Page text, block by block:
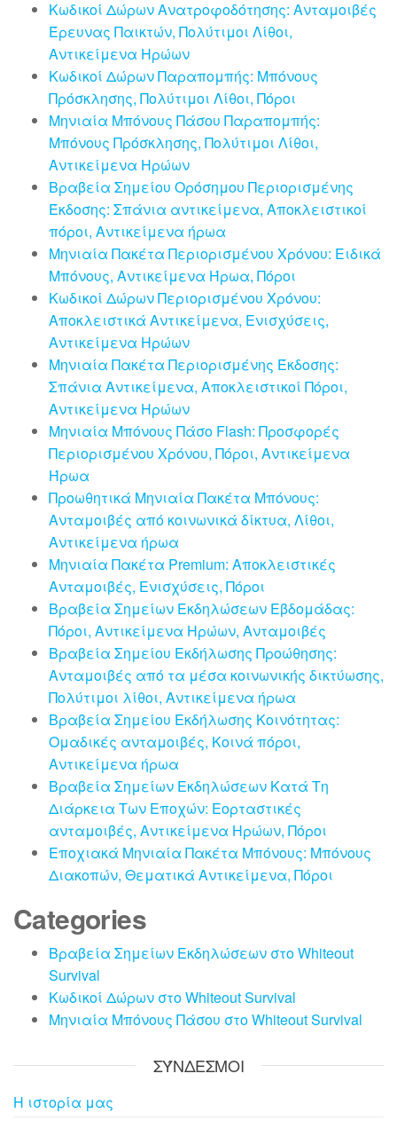
Κωδικοί Δώρων Ανατροφοδότησης: Ανταμοιβές
Έρευνας Παικτών, Πολύτιμοι Λίθοι,
Αντικείμενα Ηρώων
Κωδικοί Δώρων Παραπομπής: Μπόνους
Πρόσκλησης, Πολύτιμοι Λίθοι, Πόροι
Μηνιαία Μπόνους Πάσου Παραπομπής:
Μπόνους Πρόσκλησης, Πολύτιμοι Λίθοι,
Αντικείμενα Ηρώων
Βραβεία Σημείου Ορόσημου Περιορισμένης
Έκδοσης: Σπάνια αντικείμενα, Αποκλειστικοί
πόροι, Αντικείμενα ήρωα
Μηνιαία Πακέτα Περιορισμένου Χρόνου: Ειδικά
Μπόνους, Αντικείμενα Ήρωα, Πόροι
Κωδικοί Δώρων Περιορισμένου Χρόνου:
Αποκλειστικά Αντικείμενα, Ενισχύσεις,
Αντικείμενα Ηρώων
Μηνιαία Πακέτα Περιορισμένης Έκδοσης:
Σπάνια Αντικείμενα, Αποκλειστικοί Πόροι,
Αντικείμενα Ηρώων
Μηνιαία Μπόνους Πάσο Flash: Προσφορές
Περιορισμένου Χρόνου, Πόροι, Αντικείμενα
Ήρωα
Προωθητικά Μηνιαία Πακέτα Μπόνους:
Ανταμοιβές από κοινωνικά δίκτυα, Λίθοι,
Αντικείμενα ήρωα
Μηνιαία Πακέτα Premium: Αποκλειστικές
Ανταμοιβές, Ενισχύσεις, Πόροι
Βραβεία Σημείων Εκδηλώσεων Εβδομάδας:
Πόροι, Αντικείμενα Ηρώων, Ανταμοιβές
Βραβεία Σημείου Εκδήλωσης Προώθησης:
Ανταμοιβές από τα μέσα κοινωνικής δικτύωσης,
Πολύτιμοι λίθοι, Αντικείμενα ήρωα
Βραβεία Σημείου Εκδήλωσης Κοινότητας:
Ομαδικές ανταμοιβές, Κοινά πόροι,
Αντικείμενα ήρωα
Βραβεία Σημείων Εκδηλώσεων Κατά Τη
Διάρκεια Των Εποχών: Εορταστικές
ανταμοιβές, Αντικείμενα Ηρώων, Πόροι
Εποχιακά Μηνιαία Πακέτα Μπόνους: Μπόνους
Διακοπών, Θεματικά Αντικείμενα, Πόροι
Categories
Βραβεία Σημείων Εκδηλώσεων στο Whiteout
Survival
Κωδικοί Δώρων στο Whiteout Survival
Μηνιαία Μπόνους Πάσου στο Whiteout Survival
ΣΎΝΔΕΣΜΟΙ
Η ιστορία μας